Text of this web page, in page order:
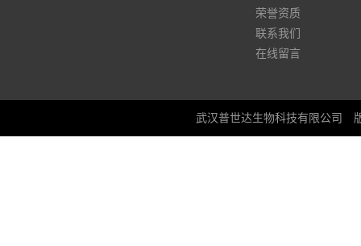
荣誉资质
联系我们
在线留言
武汉普世达生物科技有限公司